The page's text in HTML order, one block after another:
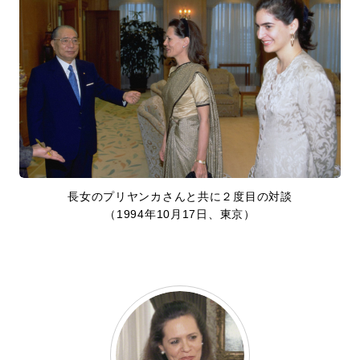
長女のプリヤンカさんと共に２度目の対談
（1994年10月17日、東京）